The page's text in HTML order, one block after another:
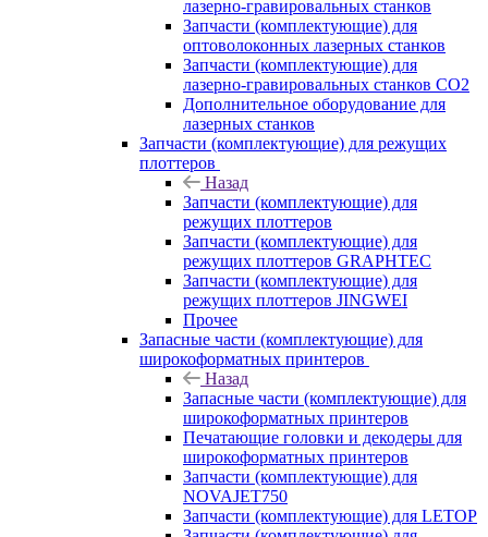
лазерно-гравировальных станков
Запчасти (комплектующие) для
оптоволоконных лазерных станков
Запчасти (комплектующие) для
лазерно-гравировальных станков CO2
Дополнительное оборудование для
лазерных станков
Запчасти (комплектующие) для режущих
плоттеров
Назад
Запчасти (комплектующие) для
режущих плоттеров
Запчасти (комплектующие) для
режущих плоттеров GRAPHTEC
Запчасти (комплектующие) для
режущих плоттеров JINGWEI
Прочее
Запасные части (комплектующие) для
широкоформатных принтеров
Назад
Запасные части (комплектующие) для
широкоформатных принтеров
Печатающие головки и декодеры для
широкоформатных принтеров
Запчасти (комплектующие) для
NOVAJET750
Запчасти (комплектующие) для LETOP